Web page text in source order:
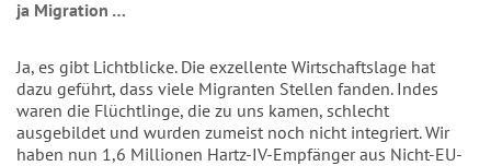
ja Migration …
Ja, es gibt Lichtblicke. Die exzellente Wirtschaftslage hat
dazu geführt, dass viele Migranten Stellen fanden. Indes
waren die Flüchtlinge, die zu uns kamen, schlecht
ausgebildet und wurden zumeist noch nicht integriert. Wir
haben nun 1,6 Millionen Hartz-IV-Empfänger aus Nicht-EU-